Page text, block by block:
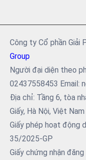
Công ty Cổ phần Giải
Group
Người đại diện theo
02437558453 Email:
Địa chỉ: Tầng 6, tòa
Giấy, Hà Nội, Việt Nam
Giấy phép hoạt động
35/2025-GP
Giấy chứng nhận